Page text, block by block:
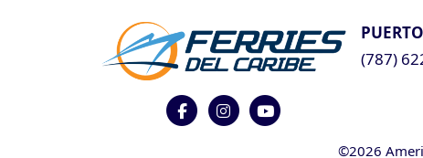
(787)
©2026